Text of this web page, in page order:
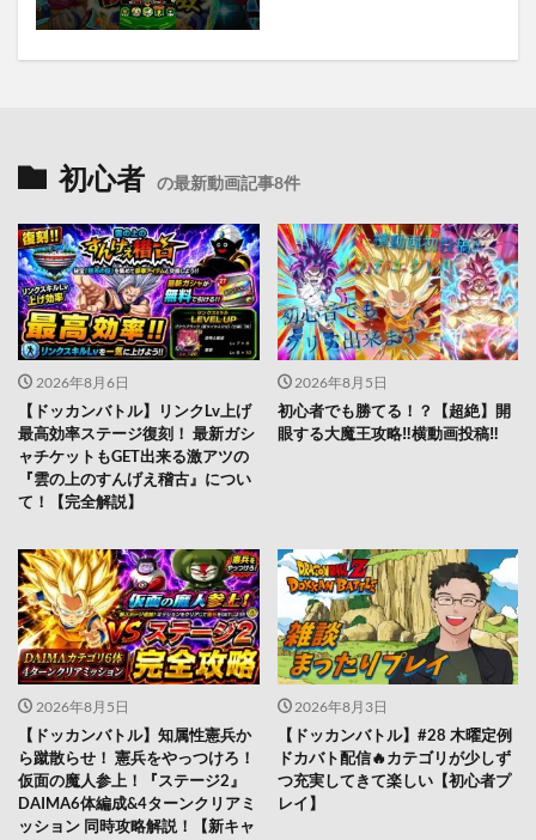
初心者 の最新動画記事8件
2026年8月6日
【ドッカンバトル】リンクLv上げ
最高効率ステージ復刻！ 最新ガシ
ャチケットもGET出来る激アツの
『雲の上のすんげえ稽古』につい
て！【完全解説】
2026年8月5日
初心者でも勝てる！？【超絶】開
眼する大魔王攻略‼️横動画投稿‼︎
2026年8月5日
【ドッカンバトル】知属性憲兵か
ら蹴散らせ！ 憲兵をやっつけろ！
仮面の魔人参上！『ステージ2』
DAIMA6体編成&4ターンクリアミ
ッション 同時攻略解説！【新キャ
2026年8月3日
【ドッカンバトル】#28 木曜定例
ドカバト配信🔥カテゴリが少しず
つ充実してきて楽しい【初心者プ
レイ】